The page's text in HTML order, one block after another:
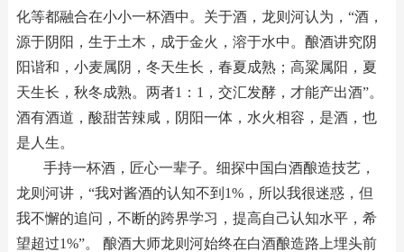
化等都融合在小小一杯酒中。关于酒，龙则河认为，“酒，
源于阴阳，生于土木，成于金火，溶于水中。酿酒讲究阴
阳谐和，小麦属阴，冬天生长，春夏成熟；高粱属阳，夏
天生长，秋冬成熟。两者1：1，交汇发酵，才能产出酒”。
酒有酒道，酸甜苦辣咸，阴阳一体，水火相容，是酒，也
是人生。
手持一杯酒，匠心一辈子。细探中国白酒酿造技艺，
龙则河讲，“我对酱酒的认知不到1%，所以我很迷惑，但
我不懈的追问，不断的跨界学习，提高自己认知水平，希
望超过1%”。 酿酒大师龙则河始终在白酒酿造路上埋头前